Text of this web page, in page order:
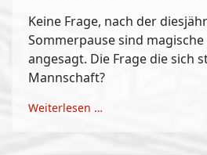
Keine Frage, nach der
Sommerpause sind
angesagt. Die Frage die sich
Mannschaft?
Weiterlesen …